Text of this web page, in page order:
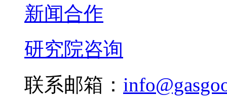
新闻合作
研究院咨询
联系邮箱：